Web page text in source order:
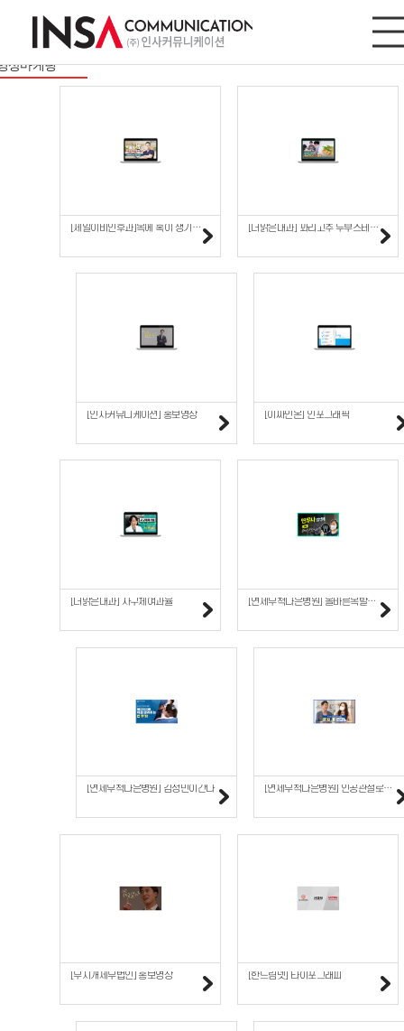
영상마케팅
이트/모바일
디지털마케팅
상마케팅
[제일이비인후과]목에 혹이 생기는 이유 [더맑은내과] 꽈리고추 두부스테이크 덮밥
[인사커뮤니케이션] 홍보영상 [이싸인온] 인포그래픽
[더맑은내과] 사구체여과율 [연세무척나은병원] 올바른목발사용법
[연세무척나은병원] 김성민이간다 [연세무척나은병원] 인공관절로봇수술
[무지개세무법인] 홍보영상 [한드림넷] 타이포그래피